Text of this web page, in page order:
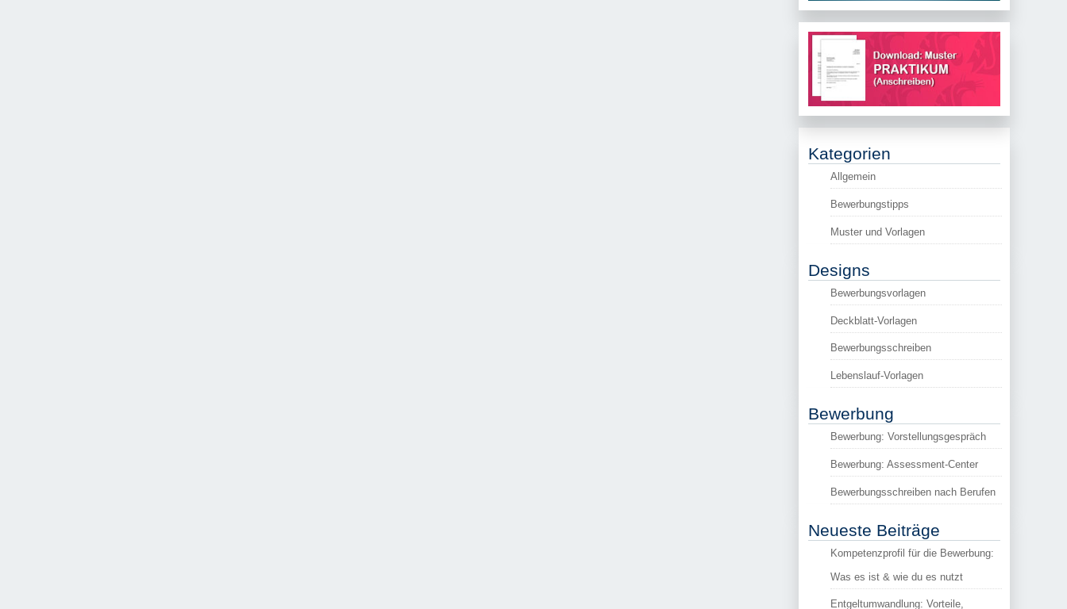
Kategorien
Allgemein
Bewerbungstipps
Muster und Vorlagen
Designs
Bewerbungsvorlagen
Deckblatt-Vorlagen
Bewerbungsschreiben
Lebenslauf-Vorlagen
Bewerbung
Bewerbung: Vorstellungsgespräch
Bewerbung: Assessment-Center
Bewerbungsschreiben nach Berufen
Neueste Beiträge
Kompetenzprofil für die Bewerbung:
Was es ist & wie du es nutzt
Entgeltumwandlung: Vorteile,